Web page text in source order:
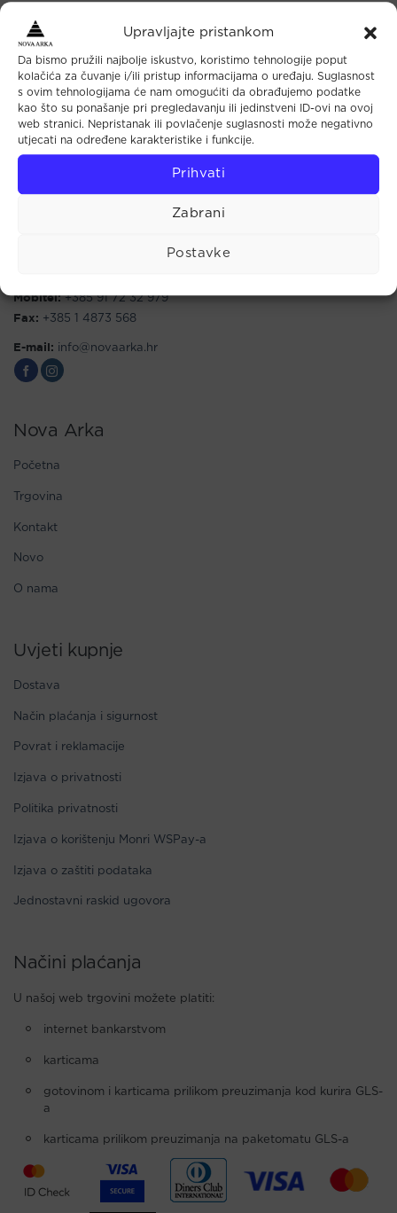
Upravljajte pristankom
Da bismo pružili najbolje iskustvo, koristimo tehnologije poput
kolačića za čuvanje i/ili pristup informacijama o uređaju. Suglasnost
s ovim tehnologijama će nam omogućiti da obrađujemo podatke
kao što su ponašanje pri pregledavanju ili jedinstveni ID-ovi na ovoj
web stranici. Nepristanak ili povlačenje suglasnosti može negativno
utjecati na određene karakteristike i funkcije.
Prihvati
Zabrani
Postavke
Maloprodaja
Tkalčićeva 44 (u prolazu)
Mobitel: +385 91 72 32 979
Fax: +385 1 4873 568
E-mail: info@novaarka.hr
Nova Arka
Početna
Trgovina
Kontakt
Novo
O nama
Uvjeti kupnje
Dostava
Način plaćanja i sigurnost
Povrat i reklamacije
Izjava o privatnosti
Politika privatnosti
Izjava o korištenju Monri WSPay-a
Izjava o zaštiti podataka
Jednostavni raskid ugovora
Načini plaćanja
U našoj web trgovini možete platiti:
internet bankarstvom
karticama
gotovinom i karticama prilikom preuzimanja kod kurira GLS-
a
karticama prilikom preuzimanja na paketomatu GLS-a